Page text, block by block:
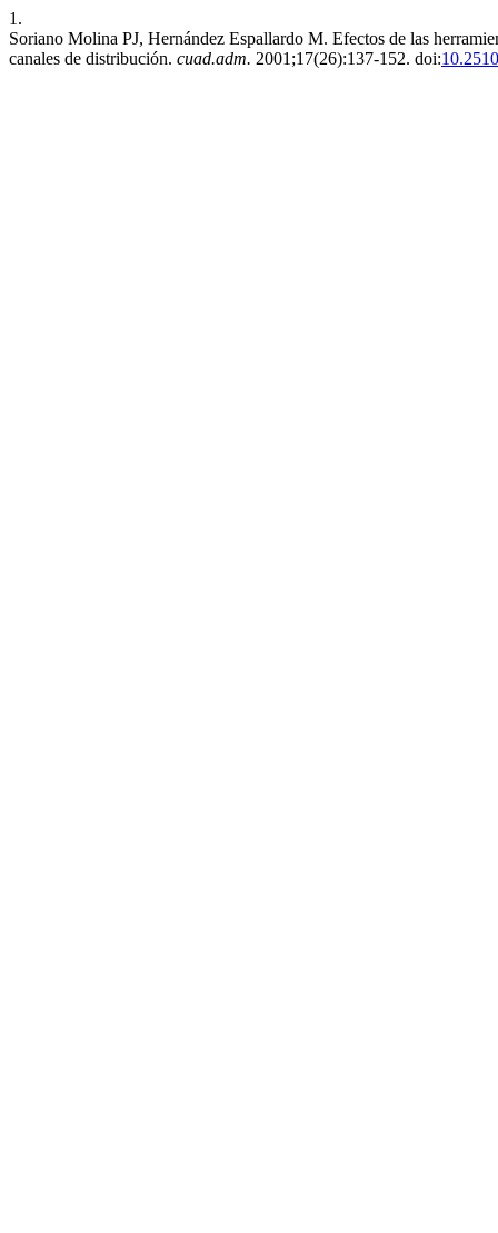
1.
Soriano Molina PJ, Hernández Espallardo M. Efectos de las
canales de distribución. cuad.adm. 2001;17(26):137-152. doi: